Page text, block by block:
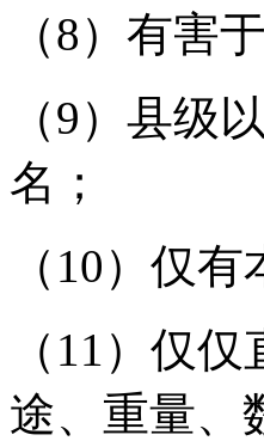
（8）有害
（9）县级
名；
（10）仅
（11）仅
途、重量、